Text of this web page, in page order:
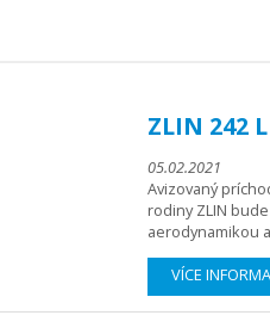
ZLIN 242
05.02.2021
Avizovaný
rodiny ZLIN
aerodynamikou
VÍCE